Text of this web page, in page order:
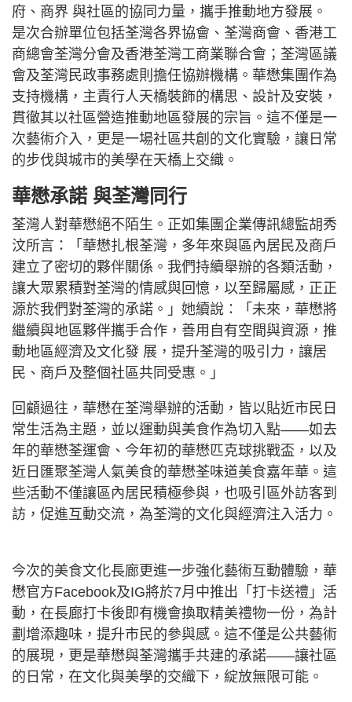
府、商界 與社區的協同力量，攜手推動地方發展。
是次合辦單位包括荃灣各界協會、荃灣商會、香港工
商總會荃灣分會及香港荃灣工商業聯合會；荃灣區議
會及荃灣民政事務處則擔任協辦機構。華懋集團作為
支持機構，主責行人天橋裝飾的構思、設計及安裝，
貫徹其以社區營造推動地區發展的宗旨。這不僅是一
次藝術介入，更是一場社區共創的文化實驗，讓日常
的步伐與城市的美學在天橋上交織。
華懋承諾 與荃灣同行
荃灣人對華懋絕不陌生。正如集團企業傳訊總監胡秀
汶所言：「華懋扎根荃灣，多年來與區內居民及商戶
建立了密切的夥伴關係。我們持續舉辦的各類活動，
讓大眾累積對荃灣的情感與回憶，以至歸屬感，正正
源於我們對荃灣的承諾。」她續說：「未來，華懋將
繼續與地區夥伴攜手合作，善用自有空間與資源，推
動地區經濟及文化發 展，提升荃灣的吸引力，讓居
民、商戶及整個社區共同受惠。」
回顧過往，華懋在荃灣舉辦的活動，皆以貼近市民日
常生活為主題，並以運動與美食作為切入點——如去
年的華懋荃運會、今年初的華懋匹克球挑戰盃，以及
近日匯聚荃灣人氣美食的華懋荃味道美食嘉年華。這
些活動不僅讓區內居民積極參與，也吸引區外訪客到
訪，促進互動交流，為荃灣的文化與經濟注入活力。
今次的美食文化長廊更進一步強化藝術互動體驗，華
懋官方Facebook及IG將於7月中推出「打卡送禮」活
動，在長廊打卡後即有機會換取精美禮物一份，為計
劃增添趣味，提升市民的參與感。這不僅是公共藝術
的展現，更是華懋與荃灣攜手共建的承諾——讓社區
的日常，在文化與美學的交織下，綻放無限可能。